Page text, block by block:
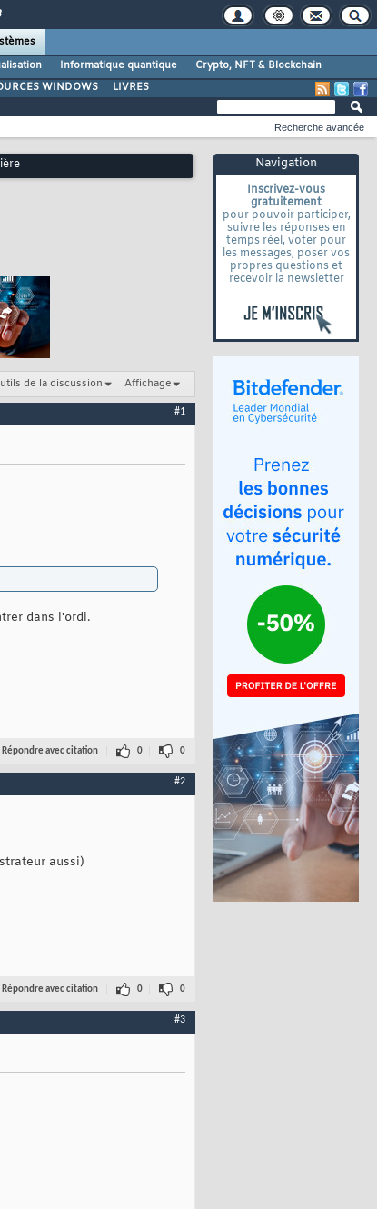
Informatique quantique
Crypto, NFT & Blockchain
WINDOWS LIVRES
Navigation
Inscrivez-vous
gratuitement
pour pouvoir participer,
suivre les réponses en
temps réel, voter pour
les messages, poser vos
propres questions et
recevoir la newsletter
Recherche avancée
de la discussion Affichage
#1
dans l'ordi.
Répondre avec citation 0 0
#2
aussi)
Répondre avec citation 0 0
#3